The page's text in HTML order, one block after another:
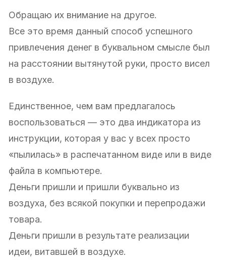
Обращаю их внимание на другое.
Все это время данный способ успешного
привлечения денег в буквальном смысле был
на расстоянии вытянутой руки, просто висел
в воздухе.
Единственное, чем вам предлагалось
воспользоваться — это два индикатора из
инструкции, которая у вас у всех просто
«пылилась» в распечатанном виде или в виде
файла в компьютере.
Деньги пришли и пришли буквально из
воздуха, без всякой покупки и перепродажи
товара.
Деньги пришли в результате реализации
идеи, витавшей в воздухе.